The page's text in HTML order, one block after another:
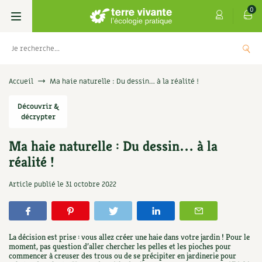
0
Livres
Permaculture, Jardin bio
Techniques de jardinage
Verger, arbres
Aménagement jardin
Les 4 saisons
Se réabonner
Offrir un abonnement
Les numéros
4 saisons
Graines, semences
Aromatiques
Florales
Cartes cadeau
Découvrir le Centre
Visiter en famille, entre amis
Jardin bio
Parole libre
Accueil Ma haie naturelle : Du dessin… à la réalité !
Découvrir &
décrypter
Ma haie naturelle : Du dessin… à la
réalité !
Article publié le 31 octobre 2022
La décision est prise : vous allez créer une haie dans votre jardin ! Pour le
moment, pas question d’aller chercher les pelles et les pioches pour
commencer à creuser des trous ou de se précipiter en jardinerie pour
19,00€